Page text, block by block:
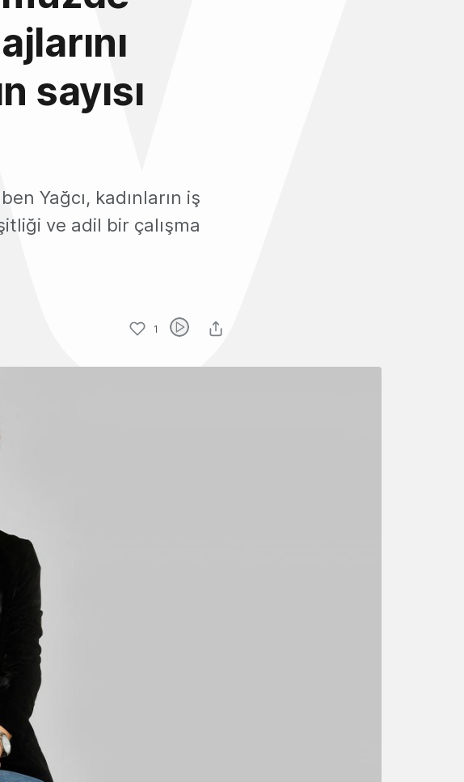
sayısı
Yağcı, kadınların iş
ve adil bir çalışma
1